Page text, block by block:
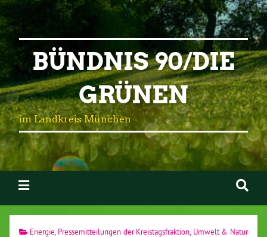
BÜNDNIS 90/DIE
GRÜNEN
im Landkreis München
Energie Pressemitteilungen der Kreistagsfraktion Umwelt & Natur